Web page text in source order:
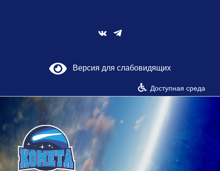
Vk
Версия для слабовидящих
Доступная среда